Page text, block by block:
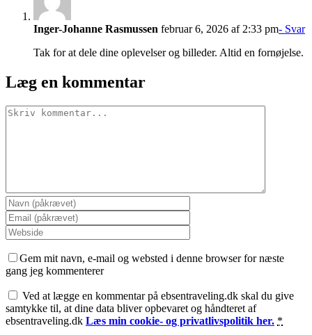
Inger-Johanne Rasmussen februar 6, 2026 af 2:33 pm- Svar
Tak for at dele dine oplevelser og billeder. Altid en fornøjelse.
Læg en kommentar
Comment
Gem mit navn, e-mail og websted i denne browser for næste
gang jeg kommenterer
Ved at lægge en kommentar på ebsentraveling.dk skal du give
samtykke til, at dine data bliver opbevaret og håndteret af
ebsentraveling.dk Læs min cookie- og privatlivspolitik her. *